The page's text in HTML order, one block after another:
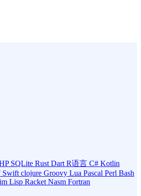
SQLite Rust Dart R语言 C# Kotlin
Swift clojure Groovy Lua Pascal Perl Bash
Lisp Racket Nasm Fortran